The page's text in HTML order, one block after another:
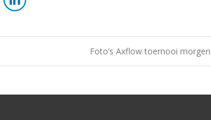
Foto’s Axflow toernooi